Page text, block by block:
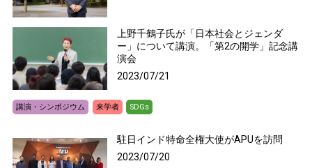
上野千鶴子氏が「日本社会とジェンダ
ー」について講演。「第2の開学」記念講
演会
2023/07/21
講演・シンポジウム 来学者 SDGs
駐日インド特命全権大使がAPUを訪問
2023/07/20